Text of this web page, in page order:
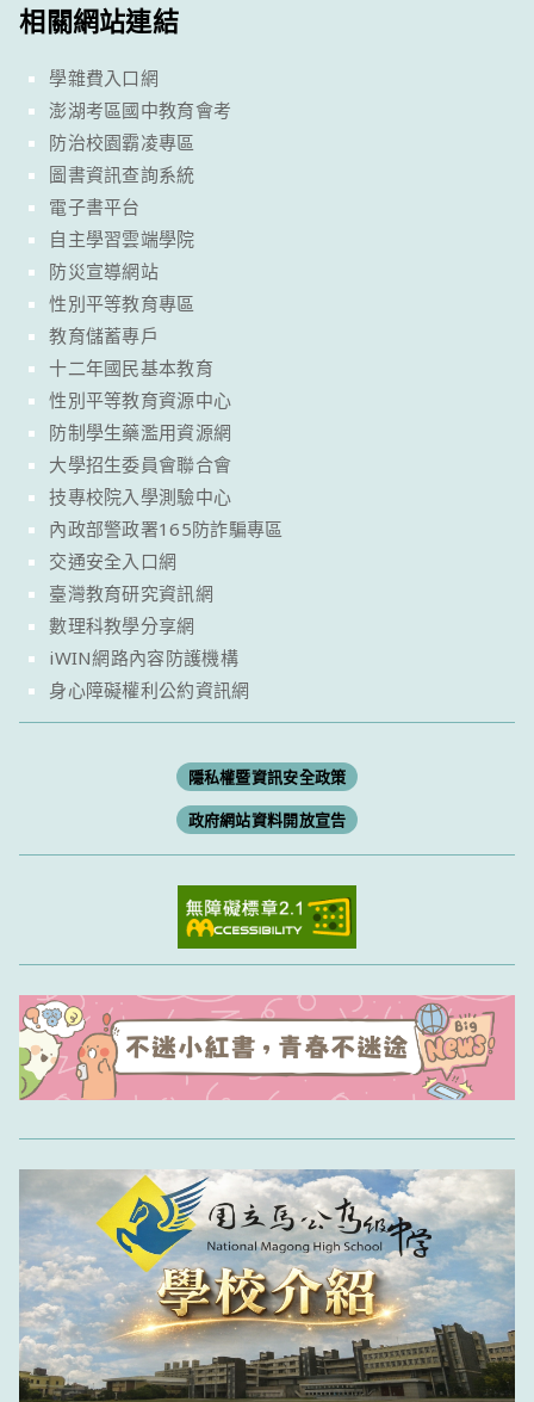
相關網站連結
學雜費入口網
澎湖考區國中教育會考
防治校園霸凌專區
圖書資訊查詢系統
電子書平台
自主學習雲端學院
防災宣導網站
性別平等教育專區
教育儲蓄專戶
十二年國民基本教育
性別平等教育資源中心
防制學生藥濫用資源網
大學招生委員會聯合會
技專校院入學測驗中心
內政部警政署165防詐騙專區
交通安全入口網
臺灣教育研究資訊網
數理科教學分享網
iWIN網路內容防護機構
身心障礙權利公約資訊網
隱私權暨資訊安全政策
政府網站資料開放宣告